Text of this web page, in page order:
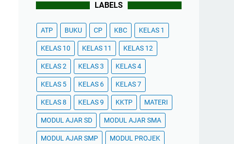
LABELS
ATP BUKU CP KBC KELAS 1
KELAS 10 KELAS 11 KELAS 12
KELAS 2 KELAS 3 KELAS 4
KELAS 5 KELAS 6 KELAS 7
KELAS 8 KELAS 9 KKTP MATERI
MODUL AJAR SD MODUL AJAR SMA
MODUL AJAR SMP MODUL PROJEK